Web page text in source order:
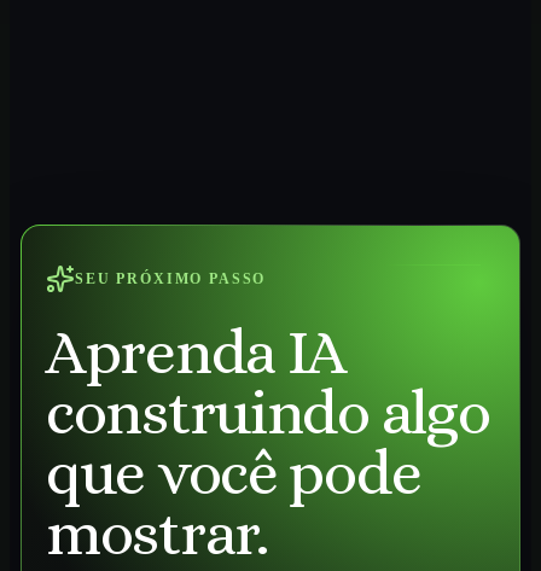
SEU PRÓXIMO PASSO
Aprenda IA
construindo algo
que você pode
mostrar.